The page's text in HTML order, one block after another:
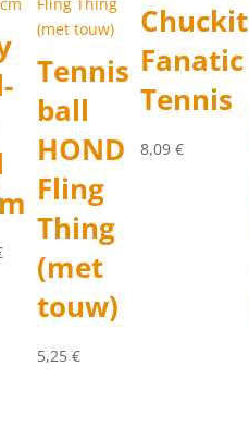
Tennis
ball
HOND
Fling
Thing
(met
touw)
5,25€
Chuckit
Fanatic
Tennis
8,09€